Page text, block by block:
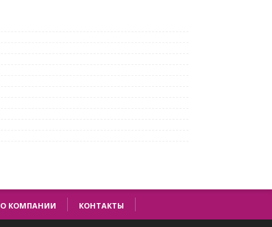
О КОМПАНИИ КОНТАКТЫ